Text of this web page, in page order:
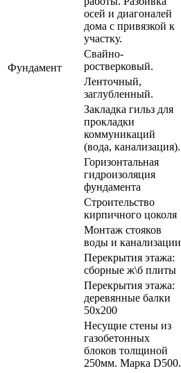
Фундамент
осей и диагоналей
дома с привязкой к
участку.
Свайно-
ростверковый.
Ленточный,
заглубленный.
Закладка гильз для
прокладки
коммуникаций
(вода, канализация).
Горизонтальная
гидроизоляция
фундамента
Строительство
кирпичного цоколя
Монтаж стояков
воды и канализации
Перекрытия этажа:
сборные ж\б плиты
Перекрытия этажа:
деревянные балки
50х200
Несущие стены из
газобетонных
блоков толщиной
250мм. Марка D500.